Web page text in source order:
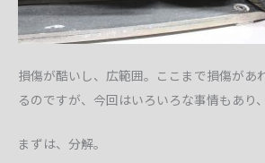
損傷が酷いし、広範囲。ここまで損傷があ
るのですが、今回はいろいろな事情もあり
まずは、分解。